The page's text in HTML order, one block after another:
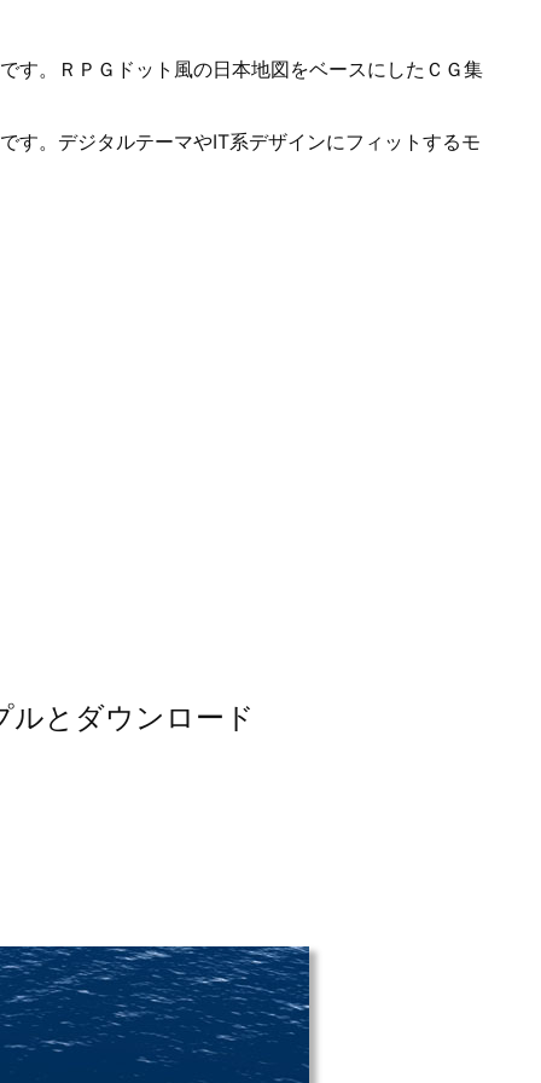
す。ＲＰＧドット風の日本地図をベースにしたＣＧ集
す。デジタルテーマやIT系デザインにフィットするモ
ルとダウンロード